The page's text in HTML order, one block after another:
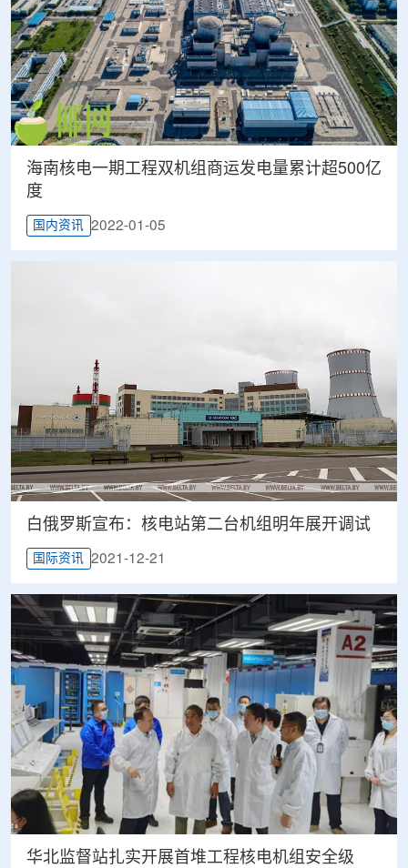
海南核电一期工程双机组商运发电量累计超500亿
度
国内资讯 2022-01-05
白俄罗斯宣布：核电站第二台机组明年展开调试
国际资讯 2021-12-21
华北监督站扎实开展首堆工程核电机组安全级